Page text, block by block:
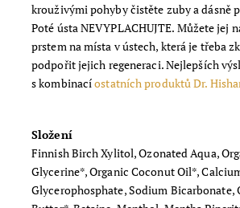
krouživými pohyby čistěte zuby a dásně
Poté ústa NEVYPLACHUJTE. Můžete jej
prstem na místa v ústech, která je třeba
podpořit jejich regeneraci. Nejlepších
s kombinacíostatních produktů Dr.
Složení
Finnish Birch Xylitol, Ozonated Aqua,
Glycerine*, Organic Coconut Oil*,
Glycerophosphate, Sodium Bicarbonate,